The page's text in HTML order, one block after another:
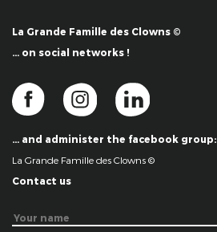
La Grande Famille des Clowns ©
… on social networks !
… and administer the facebook group:
La Grande Famille des Clowns ©
Contact us